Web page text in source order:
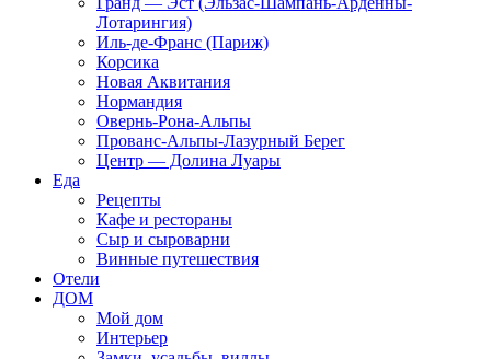
Лотарингия)
Иль-де-Франс (Париж)
Корсика
Новая Аквитания
Нормандия
Овернь-Рона-Альпы
Прованс-Альпы-Лазурный Берег
Центр — Долина Луары
Еда
Рецепты
Кафе и рестораны
Сыр и сыроварни
Винные путешествия
Отели
ДОМ
Мой дом
Интерьер